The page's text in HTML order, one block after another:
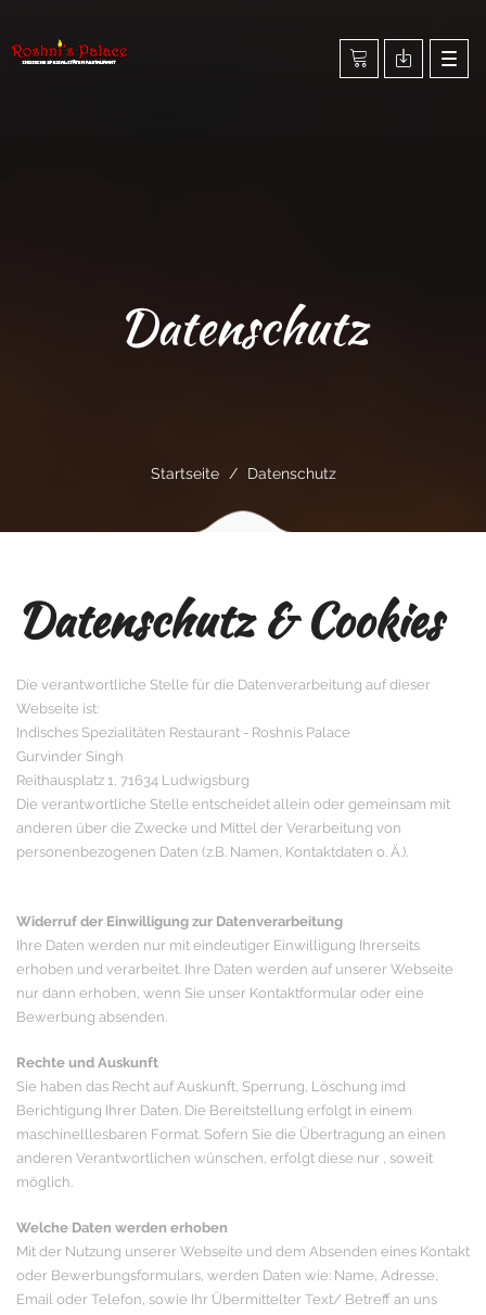
Datenschutz
Startseite Datenschutz
Datenschutz & Cookies
Die verantwortliche Stelle für die Datenverarbeitung auf dieser
Webseite ist:
Indisches Spezialitäten Restaurant - Roshnis Palace
Gurvinder Singh
Reithausplatz 1, 71634 Ludwigsburg
Die verantwortliche Stelle entscheidet allein oder gemeinsam mit
anderen über die Zwecke und Mittel der Verarbeitung von
personenbezogenen Daten (z.B. Namen, Kontaktdaten o. Ä.).
Widerruf der Einwilligung zur Datenverarbeitung
Ihre Daten werden nur mit eindeutiger Einwilligung Ihrerseits
erhoben und verarbeitet. Ihre Daten werden auf unserer Webseite
nur dann erhoben, wenn Sie unser Kontaktformular oder eine
Bewerbung absenden.
Rechte und Auskunft
Sie haben das Recht auf Auskunft, Sperrung, Löschung imd
Berichtigung Ihrer Daten. Die Bereitstellung erfolgt in einem
maschinelllesbaren Format. Sofern Sie die Übertragung an einen
anderen Verantwortlichen wünschen, erfolgt diese nur , soweit
möglich.
Welche Daten werden erhoben
Mit der Nutzung unserer Webseite und dem Absenden eines Kontakt
oder Bewerbungsformulars, werden Daten wie: Name, Adresse,
Email oder Telefon, sowie Ihr Übermittelter Text/ Betreff an uns